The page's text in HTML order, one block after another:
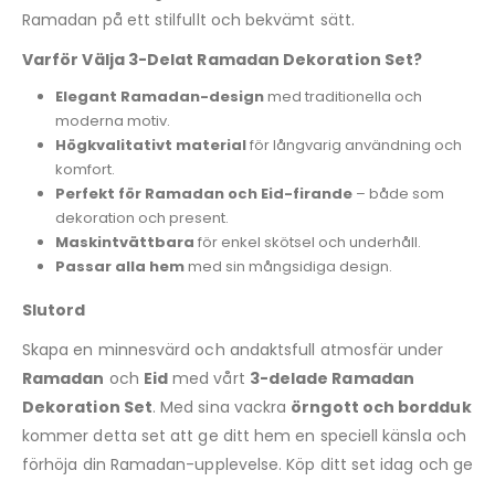
Ramadan på ett stilfullt och bekvämt sätt.
Varför Välja 3-Delat Ramadan Dekoration Set?
Elegant Ramadan-designmed traditionella och
moderna motiv.
Högkvalitativt materialför långvarig användning och
komfort.
Perfekt för Ramadan och Eid-firande– både som
dekoration och present.
Maskintvättbara för enkel skötsel och underhåll.
Passar alla hemmed sin mångsidiga design.
Slutord
Skapa en minnesvärd och andaktsfull atmosfär under
Ramadan och Eid med vårt 3-delade Ramadan
Dekoration Set. Med sina vackra örngott och bordduk
kommer detta set att ge ditt hem en speciell känsla och
förhöja din Ramadan-upplevelse. Köp ditt set idag och ge